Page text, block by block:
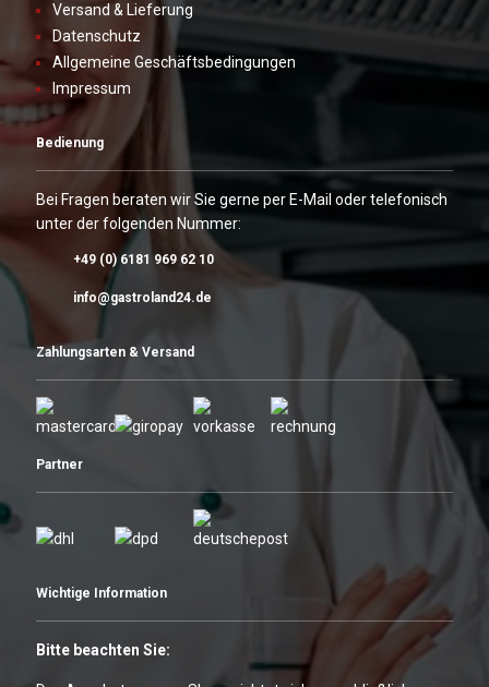
Versand & Lieferung
Datenschutz
Allgemeine Geschäftsbedingungen
Impressum
Bedienung
Bei Fragen beraten wir Sie gerne per E-Mail oder telefonisch
unter der folgenden Nummer:
+49 (0) 6181 969 62 10
info@gastroland24.de
Zahlungsarten & Versand
Partner
Wichtige Information
Bitte beachten Sie: